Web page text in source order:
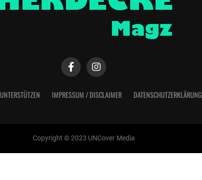
UNTERSTÜTZEN IMPRESSUM / DISCLAIMER DATENSCHUTZERKLÄRUNG
Copyright © 2023 UNCover Media